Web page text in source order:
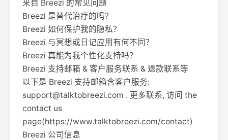
来自 Breezi 的常见问题
Breezi 是替代治疗的吗？
Breezi 如何保护我的隐私？
Breezi 与冥想或日记应用有何不同？
Breezi 真能为我个性化支持吗？
Breezi 支持邮箱 & 客户服务联系 & 退款联系等
以下是 Breezi 支持邮箱含客户服务:
support@talktobreezi.com . 更多联系, 访问 the
contact us
page(https://www.talktobreezi.com/contact)
Breezi 公司信息